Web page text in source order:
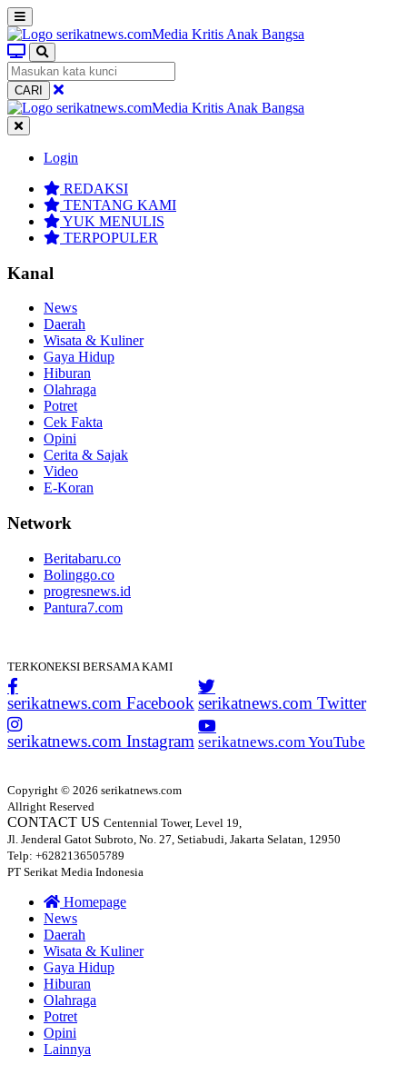
CARI
Login
REDAKSI
TENTANG KAMI
YUK MENULIS
TERPOPULER
Kanal
News
Daerah
Wisata & Kuliner
Gaya Hidup
Hiburan
Olahraga
Potret
Cek Fakta
Opini
Cerita & Sajak
Video
E-Koran
Network
Beritabaru.co
Bolinggo.co
progresnews.id
Pantura7.com
TERKONEKSI BERSAMA KAMI
serikatnews.com Facebook serikatnews.com Twitter
serikatnews.com Instagram serikatnews.com YouTube
Copyright © 2026 serikatnews.com
Allright Reserved
CONTACT US Centennial Tower, Level 19,
Jl. Jenderal Gatot Subroto, No. 27, Setiabudi, Jakarta Selatan, 12950
Telp: +6282136505789
PT Serikat Media Indonesia
Homepage
News
Daerah
Wisata & Kuliner
Gaya Hidup
Hiburan
Olahraga
Potret
Opini
Lainnya